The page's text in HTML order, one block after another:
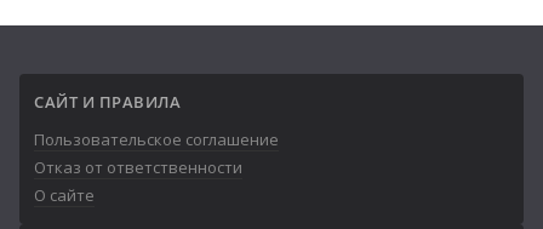
САЙТ И ПРАВИЛА
Пользовательское соглашение
Отказ от ответственности
О сайте